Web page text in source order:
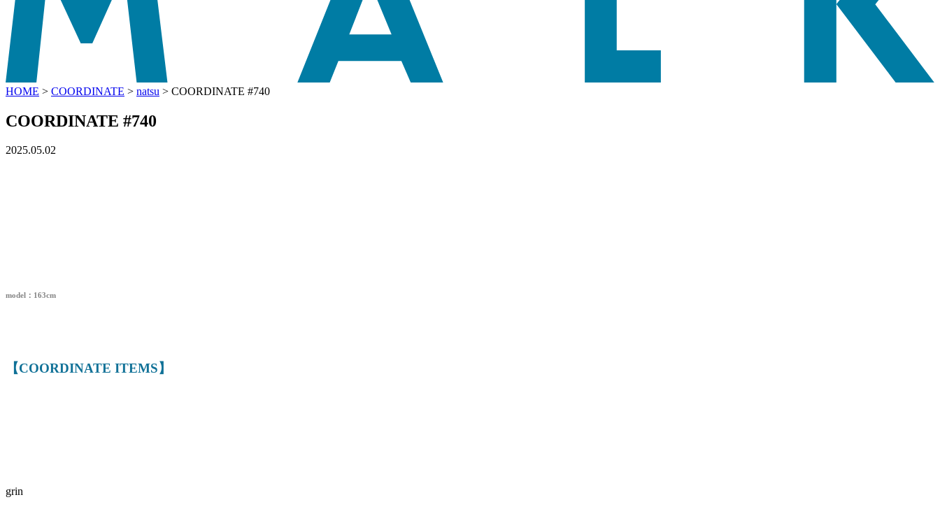
HOME > COORDINATE > natsu > COORDINATE #740
COORDINATE #740
2025.05.02
model：163cm
【COORDINATE ITEMS】
grin